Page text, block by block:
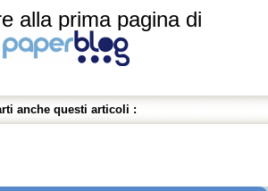
alla prima pagina di
anche questi articoli :